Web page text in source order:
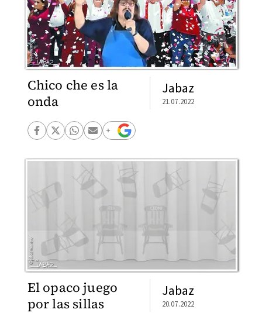
Chico che es la
onda
Jabaz
21.07.2022
El opaco juego
por las sillas
Jabaz
20.07.2022